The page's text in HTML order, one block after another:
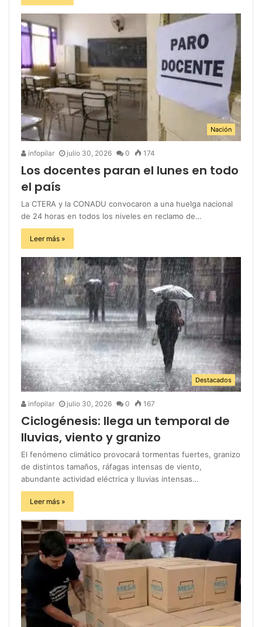
Nación
infopilar julio 30, 2026 0 174
Los docentes paran el lunes en todo
el país
La CTERA y la CONADU convocaron a una huelga nacional
de 24 horas en todos los niveles en reclamo de…
Leer más »
Destacados
infopilar julio 30, 2026 0 167
Ciclogénesis: llega un temporal de
lluvias, viento y granizo
El fenómeno climático provocará tormentas fuertes, granizo
de distintos tamaños, ráfagas intensas de viento,
abundante actividad eléctrica y lluvias intensas…
Leer más »